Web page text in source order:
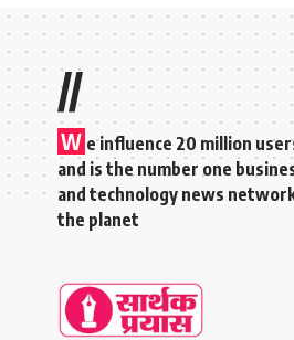
//
W e influence 20 million
and is the number one
and technology news
the planet